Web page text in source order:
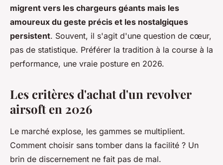
migrent vers les chargeurs géants mais les
amoureux du geste précis et les nostalgiques
persistent. Souvent, il s'agit d'une question de cœur,
pas de statistique. Préférer la tradition à la course à la
performance, une vraie posture en 2026.
Les critères d'achat d'un revolver
airsoft en 2026
Le marché explose, les gammes se multiplient.
Comment choisir sans tomber dans la facilité ? Un
brin de discernement ne fait pas de mal.